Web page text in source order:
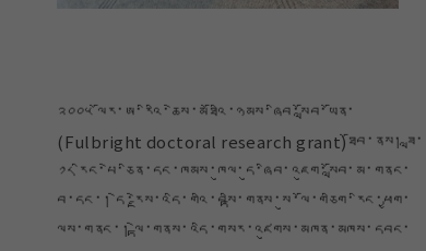
༢༠༠༥ ལོར་ཨ་རིའི་ཆེས་མཐོའི་ཉམས་ཞིབ་སློབ་ཡོན་
(Fulbright doctoral research grant)ཐོབ་ནས། ཟླ་
༡༨ རིང་པེ་ཅིན་དང་ཁམས་ཁུལ་དུ་ཞིབ་འཇུག་སློབ་མ་གནང་
བ་དང་། དེ་རྗེས་འདི་གའི་བསྟི་གནས་སུ་ལོ་གཅིག་རིང་ཕྱག་
ལས་གནང་། ལྟེ་གནས་འདི་གསར་འཛུགས་མཁན་མཁས་དབང་